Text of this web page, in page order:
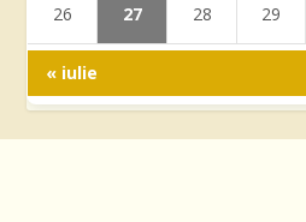
26 27 28 29
« iulie